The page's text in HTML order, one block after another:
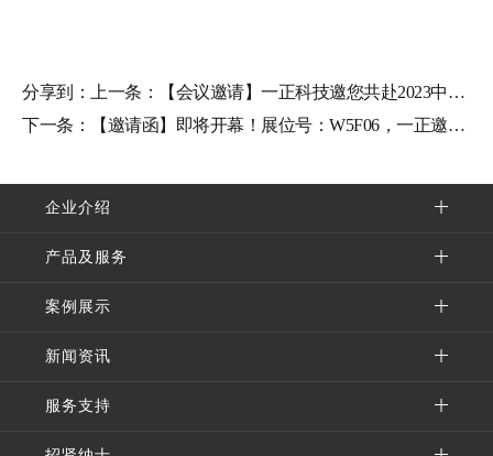
分享到： 上一条：
【会议邀请】一正科技邀您共赴2023中国西部(兰州新...
下一条：
【邀请函】即将开幕！展位号：W5F06，一正邀您共赴...
企业介绍
产品及服务
案例展示
新闻资讯
服务支持